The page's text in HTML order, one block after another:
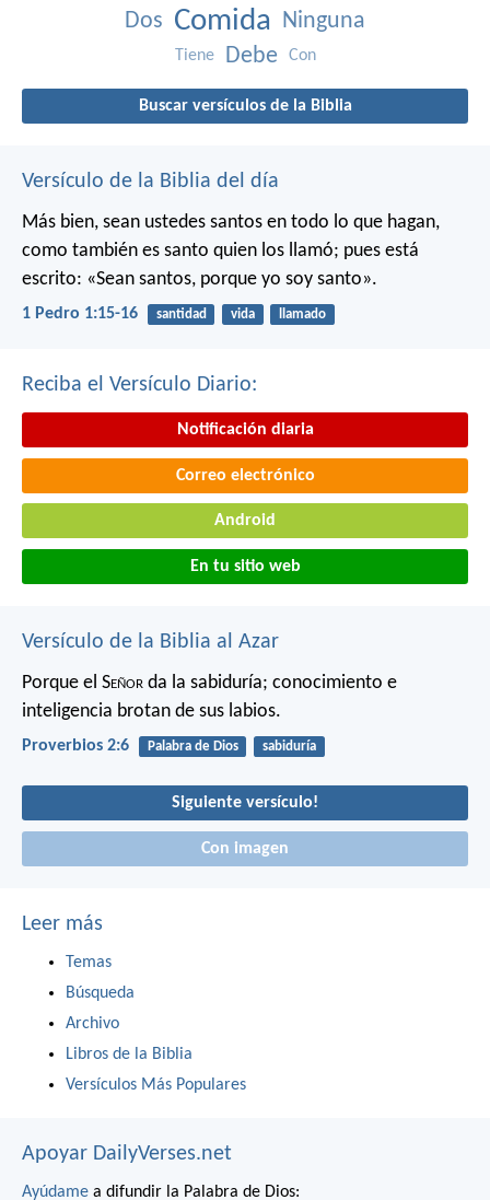
Dos Comida Ninguna
Tiene Debe Con
Buscar versículos de la Biblia
Versículo de la Biblia del día
Más bien, sean ustedes santos en todo lo que hagan,
como también es santo quien los llamó; pues está
escrito: «Sean santos, porque yo soy santo».
1 Pedro 1:15-16 santidad vida llamado
Reciba el Versículo Diario:
Notificación diaria
Correo electrónico
Android
En tu sitio web
Versículo de la Biblia al Azar
Porque el Señor da la sabiduría; conocimiento e
inteligencia brotan de sus labios.
Proverbios 2:6 Palabra de Dios sabiduría
Siguiente versículo!
Con imagen
Leer más
Temas
Búsqueda
Archivo
Libros de la Biblia
Versículos Más Populares
Apoyar DailyVerses.net
Ayúdame a difundir la Palabra de Dios: